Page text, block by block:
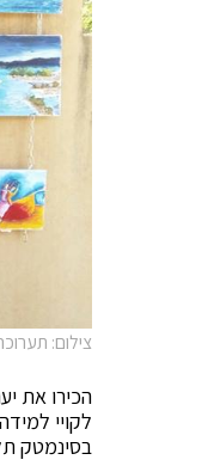
צילום:
הכירו את
לקויי
בסינמטק